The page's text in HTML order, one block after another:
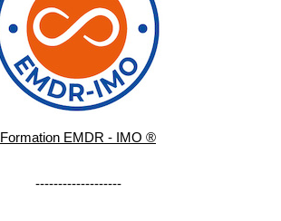
Formation EMDR - IMO ®
-------------------